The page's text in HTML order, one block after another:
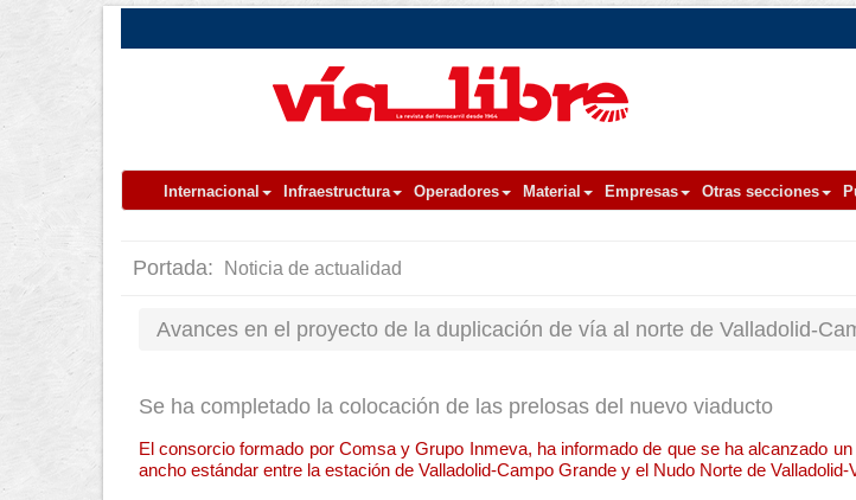
Internacional Infraestructura Operadores Material Empresas Otras secciones
Portada: Noticia de actualidad
Avances en el proyecto de la duplicación de vía al norte de Valladolid-
Se ha completado la colocación de las prelosas del nuevo viaducto
El consorcio formado por Comsa y Grupo Inmeva, ha informado de que se ha alcanzado
ancho estándar entre la estación de Valladolid-Campo Grande y el Nudo Norte de Valladolid-